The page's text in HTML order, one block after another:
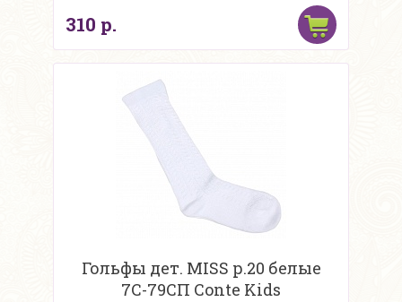
310 р.
Гольфы дет. MISS р.20 белые
7С-79СП Conte Kids